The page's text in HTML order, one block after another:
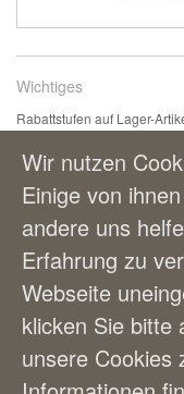
Wichtiges
Rabattstufen auf Lager-
Einfach & bequem bestellen
Zahlungsmöglichkeiten
Lieferung und
AGBs
Benutzerkonto
Mein Benutzerkonto
Bestellungen
Wir nutzen
Einige von
andere uns
Erfahrung zu
Webseite
klicken Sie bitte
unsere Cookies